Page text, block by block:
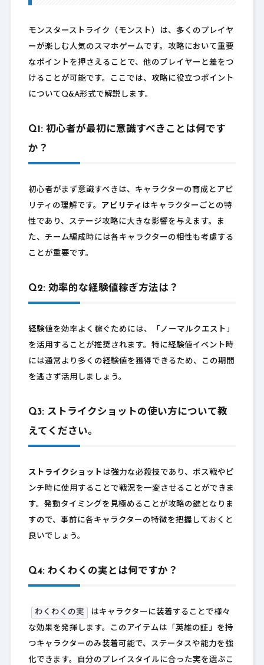
モンスターストライク（モンスト）は、多くのプレイヤ
ーが楽しむ人気のスマホゲームです。攻略において重要
なポイントを押さえることで、他のプレイヤーと差をつ
けることが可能です。ここでは、攻略に役立つポイント
についてQ&A形式で解説します。
Q1: 初心者が最初に意識すべきことは何です
か？
初心者がまず意識すべきは、キャラクターの育成とアビ
リティの理解です。 アビリティ はキャラクターごとの特
性であり、ステージ攻略に大きな影響を与えます。ま
た、チーム編成時には各キャラクターの相性も考慮する
ことが重要です。
Q2: 効率的な経験値稼ぎ方法は？
経験値を効率よく稼ぐためには、「ノーマルクエスト」
を活用することが推奨されます。特に経験値イベント時
には通常より多くの経験値を獲得できるため、この期間
を逃さず活用しましょう。
Q3: ストライクショットの使い方について教
えてください。
ストライクショット は強力な必殺技であり、ボス戦やピ
ンチ時に使用することで戦況を一変させることができま
す。発動タイミングを見極めることが攻略の鍵となりま
すので、事前に各キャラクターの特徴を把握しておくと
良いでしょう。
Q4: わくわくの実とは何ですか？
わくわくの実 はキャラクターに装着することで様々
な効果を発揮します。このアイテムは「英雄の証」を持
つキャラクターのみ装着可能で、ステータスや能力を強
化できます。自分のプレイスタイルに合った実を選ぶこ